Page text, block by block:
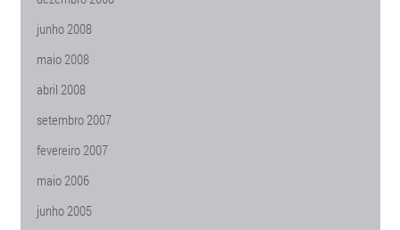
junho 2008
maio 2008
abril 2008
setembro 2007
fevereiro 2007
maio 2006
junho 2005